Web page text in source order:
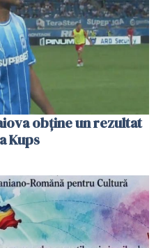
obține un rezultat
Kups